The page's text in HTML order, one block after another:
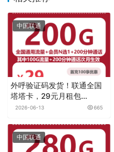
中国联通
外呼验证码发货！联通全国
塔塔卡，29元月租包
200G+200分钟+会员
2026-06-13 665
中国联通